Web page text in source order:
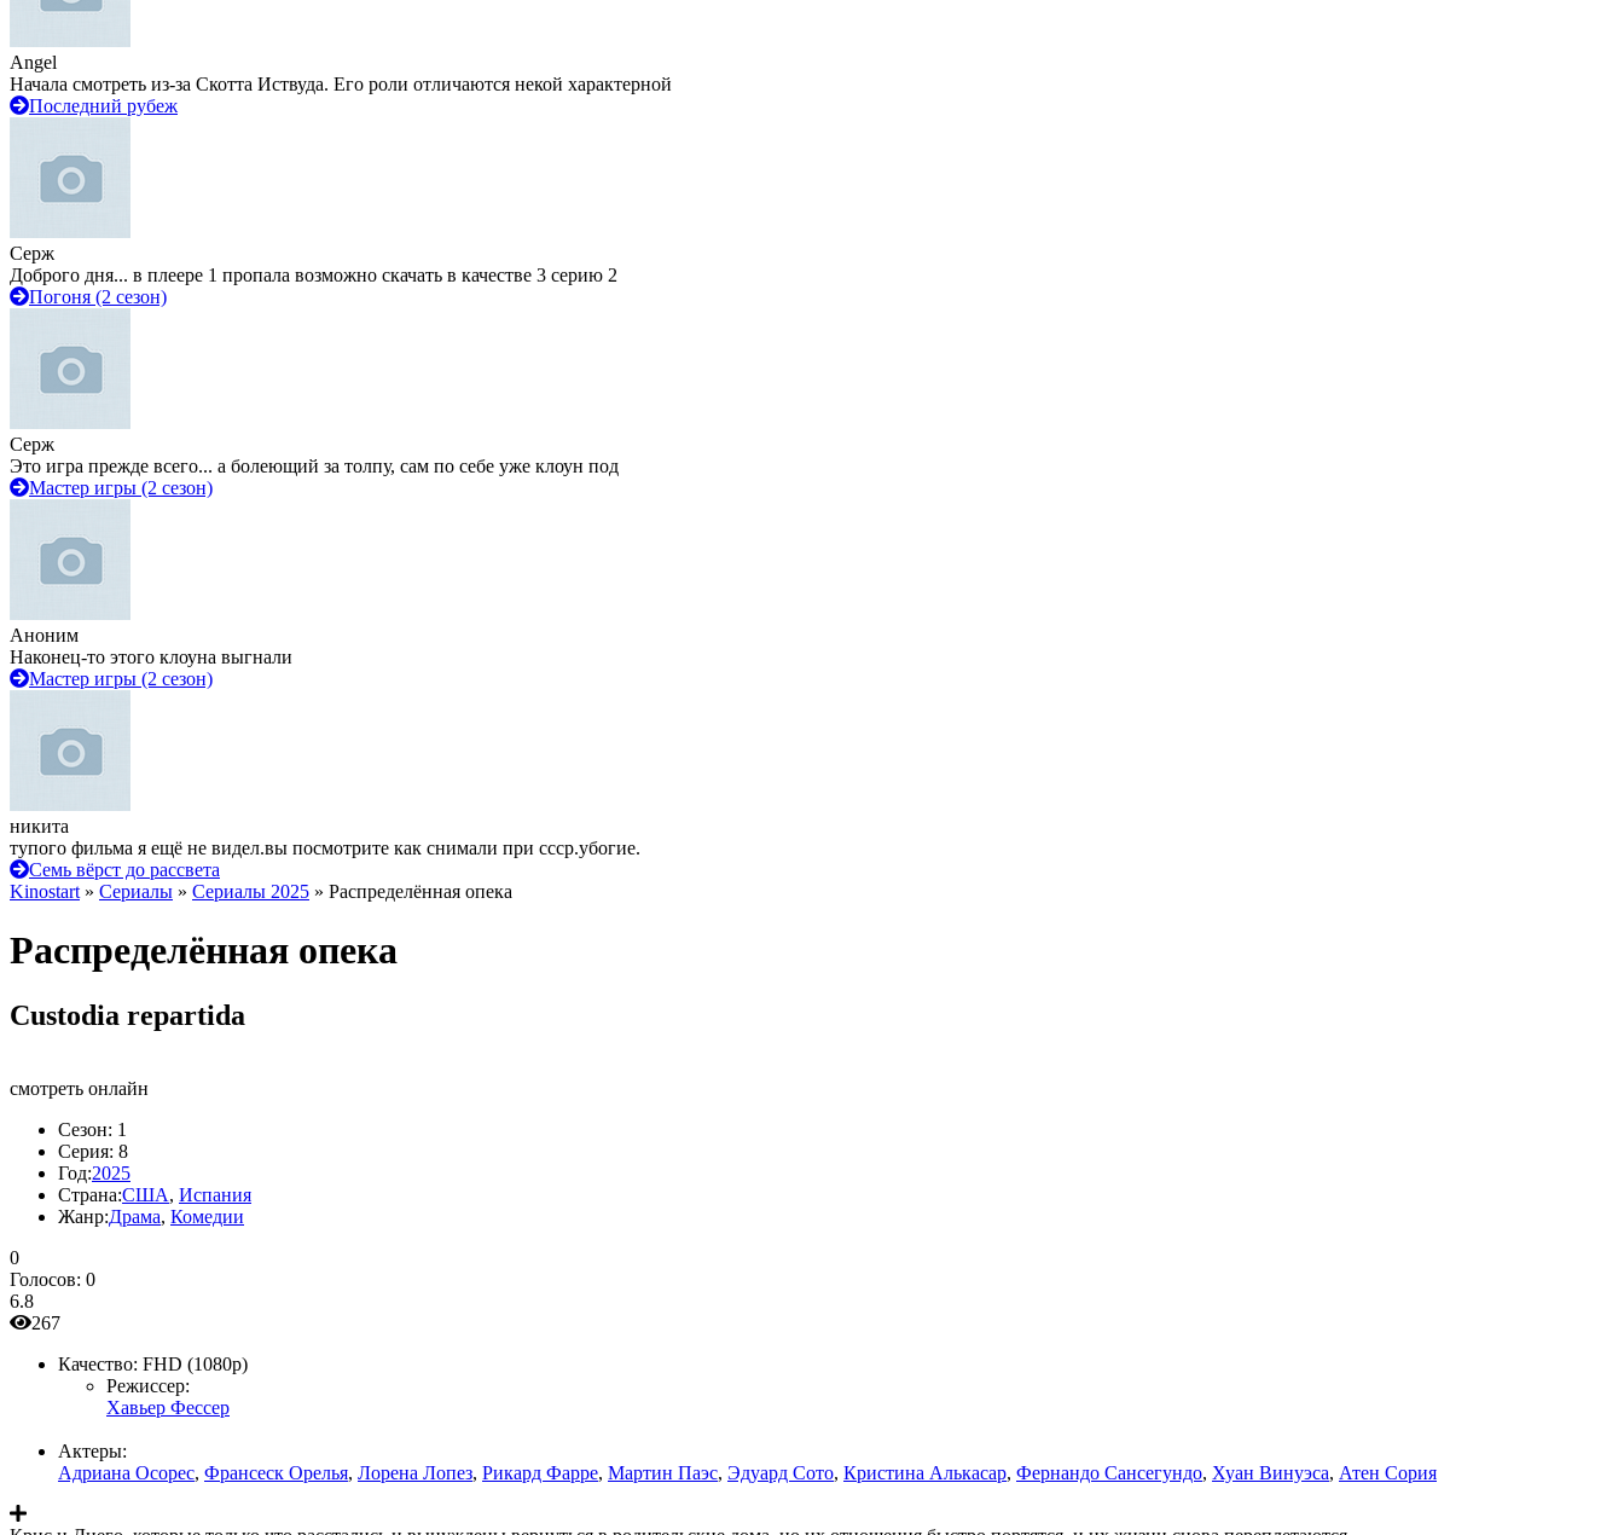
Angel
Начала смотреть из-за Скотта Иствуда. Его роли отличаются некой характерной
Последний рубеж
Серж
Доброго дня... в плеере 1 пропала возможно скачать в качестве 3 серию 2
Погоня (2 сезон)
Серж
Это игра прежде всего... а болеющий за толпу, сам по себе уже клоун под
Мастер игры (2 сезон)
Аноним
Наконец-то этого клоуна выгнали
Мастер игры (2 сезон)
никита
тупого фильма я ещё не видел.вы посмотрите как снимали при ссср.убогие.
Семь вёрст до рассвета
Kinostart » Сериалы » Сериалы 2025 » Распределённая опека
Распределённая опека
Custodia repartida
смотреть онлайн
Сезон: 1
Серия: 8
Год:2025
Страна:США, Испания
Жанр:Драма, Комедии
0
Голосов: 0
6.8
267
Качество: FHD (1080p)
Режиссер:
Хавьер Фессер
Актеры:
Адриана Осорес, Франсеск Орелья, Лорена Лопез, Рикард Фарре, Мартин Паэс, Эдуард Сото, Кристина Алькасар, Фернандо Сансегундо, Хуан Винуэса, Атен Сория